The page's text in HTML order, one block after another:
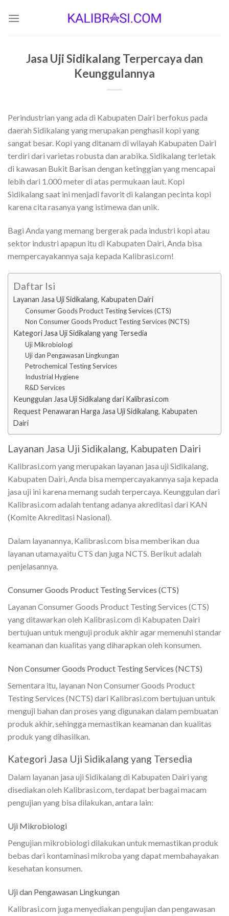
Jasa Uji Sidikalang Terpercaya dan
Keunggulannya
Perindustrian yang ada di Kabupaten Dairi berfokus pada
daerah Sidikalang yang merupakan penghasil kopi yang
sangat besar. Kopi yang ditanam di wilayah Kabupaten Dairi
terdiri dari varietas robusta dan arabika. Sidikalang terletak
di kawasan Bukit Barisan dengan ketinggian yang mencapai
lebih dari 1.000 meter di atas permukaan laut. Kopi
Sidikalang saat ini menjadi favorit di kalangan pecinta kopi
karena cita rasanya yang istimewa dan unik.
Bagi Anda yang memang bergerak pada industri kopi atau
sektor industri apapun itu di Kabupaten Dairi, Anda bisa
mempercayakannya saja kepada Kalibrasi.com!
Daftar Isi
Layanan Jasa Uji Sidikalang, Kabupaten Dairi
Consumer Goods Product Testing Services (CTS)
Non Consumer Goods Product Testing Services (NCTS)
Kategori Jasa Uji Sidikalang yang Tersedia
Uji Mikrobiologi
Uji dan Pengawasan Lingkungan
Petrochemical Testing Services
Industrial Hygiene
R&D Services
Keunggulan Jasa Uji Sidikalang dari Kalibrasi.com
Request Penawaran Harga Jasa Uji Sidikalang, Kabupaten
Dairi
Layanan Jasa Uji Sidikalang, Kabupaten Dairi
Kalibrasi.com yang merupakan layanan jasa uji Sidikalang,
Kabupaten Dairi, Anda bisa mempercayakannya saja kepada
jasa uji ini karena memang sudah terpercaya. Keunggulan dari
Kalibrasi.com adalah tentang adanya akreditasi dari KAN
(Komite Akreditasi Nasional).
Dalam layanannya, Kalibrasi.com bisa memberikan dua
layanan utama,yaitu CTS dan juga NCTS. Berikut adalah
penjelasannya.
Consumer Goods Product Testing Services (CTS)
Layanan Consumer Goods Product Testing Services (CTS)
yang ditawarkan oleh Kalibrasi.com di Kabupaten Dairi
bertujuan untuk menguji produk akhir agar memenuhi standar
keamanan dan kualitas yang diharapkan oleh konsumen.
Non Consumer Goods Product Testing Services (NCTS)
Sementara itu, layanan Non Consumer Goods Product
Testing Services (NCTS) dari Kalibrasi.com bertujuan untuk
menguji bahan dan proses yang digunakan dalam pembuatan
produk akhir, sehingga memastikan keamanan dan kualitas
produk yang dihasilkan.
Kategori Jasa Uji Sidikalang yang Tersedia
Dalam layanan jasa uji Sidikalang di Kabupaten Dairi yang
disediakan oleh Kalibrasi.com, terdapat berbagai macam
pengujian yang bisa dilakukan, antara lain:
Uji Mikrobiologi
Pengujian mikrobiologi dilakukan untuk memastikan produk
bebas dari kontaminasi mikroba yang dapat membahayakan
kesehatan konsumen.
Uji dan Pengawasan Lingkungan
Kalibrasi.com juga menyediakan pengujian dan pengawasan